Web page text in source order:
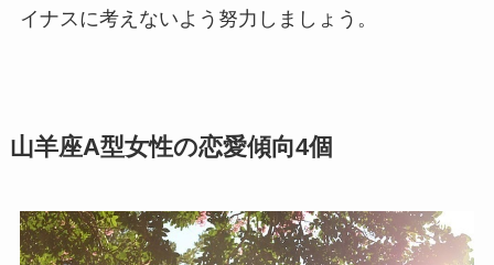
イナスに考えないよう努力しましょう。
山羊座A型女性の恋愛傾向4個